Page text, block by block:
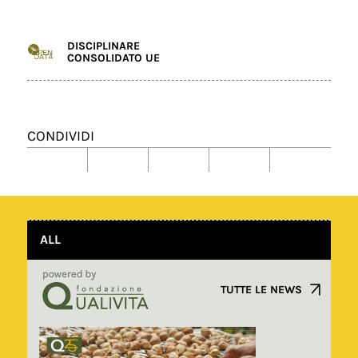
DISCIPLINARE
CONSOLIDATO UE
CONDIVIDI
ALL
TUTTE LE NEWS